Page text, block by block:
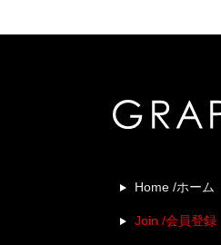
Home /ホーム
Join /会員登録